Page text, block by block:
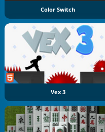
Color Switch
Vex 3